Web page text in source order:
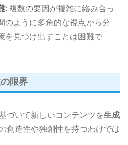
: 複数の要因が複雑に絡み合っ
のように多角的な視点から分
を見つけ出すことは困難で
限界
づいて新しいコンテンツを生成
創造性や独創性を持つわけでは